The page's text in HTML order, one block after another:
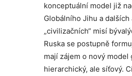
konceptuální model již
Globálního Jihu a
„civilizačních“ misí
Ruska se postupně
mají zájem o nový
hierarchický, ale síťový.